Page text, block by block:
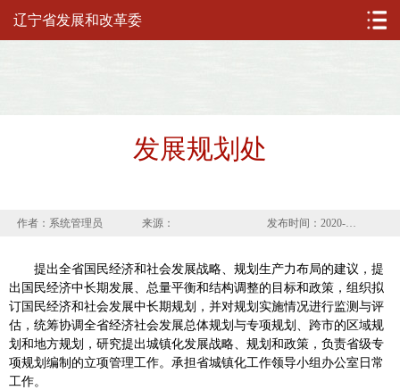
辽宁省发展和改革委
发展规划处
作者：系统管理员 来源： 发布时间：2020-03-16
提出全省国民经济和社会发展战略、规划生产力布局的建议，提
出国民经济中长期发展、总量平衡和结构调整的目标和政策，组织拟
订国民经济和社会发展中长期规划，并对规划实施情况进行监测与评
估，统筹协调全省经济社会发展总体规划与专项规划、跨市的区域规
划和地方规划，研究提出城镇化发展战略、规划和政策，负责省级专
项规划编制的立项管理工作。承担省城镇化工作领导小组办公室日常
工作。